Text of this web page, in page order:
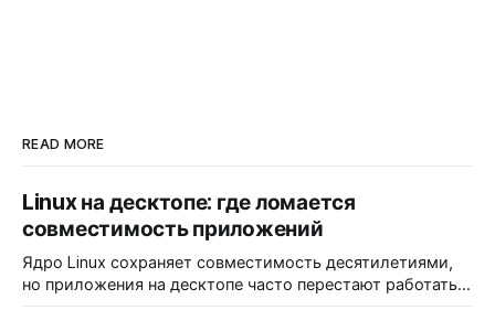
READ MORE
Linux на десктопе: где ломается
совместимость приложений
Ядро Linux сохраняет совместимость десятилетиями,
но приложения на десктопе часто перестают работать